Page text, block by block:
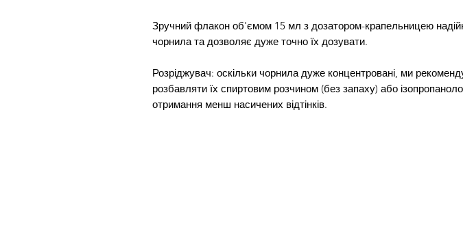
Зручний флакон об'ємом 15 мл з дозатором-крапельницею
чорнила та дозволяє дуже точно їх дозувати.
Розріджувач: оскільки чорнила дуже концентровані, ми
розбавляти їх спиртовим розчином (без запаху) або
отримання менш насичених відтінків.